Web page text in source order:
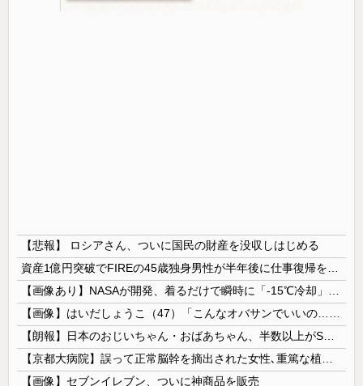
【悲報】 ロシアさん、ついに国民の財産を没収しはじめる
【画像】セブンイレブン、ついに神商品を販売